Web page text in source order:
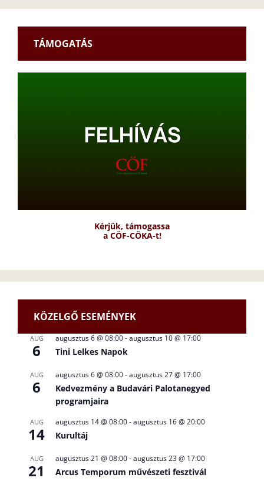
TÁMOGATÁS
Kérjük, támogassa
a CÖF-CÖKA-t!
KÖZELGŐ ESEMÉNYEK
AUG
6
augusztus 6 @ 08:00-augusztus 10 @ 17:00
Tini Lelkes Napok
AUG
6
augusztus 6 @ 08:00-augusztus 27 @ 17:00
Kedvezmény a Budavári Palotanegyed
programjaira
AUG
14
augusztus 14 @ 08:00-augusztus 16 @ 20:00
Kurultáj
AUG
21
augusztus 21 @ 08:00-augusztus 23 @ 17:00
Arcus Temporum művészeti fesztivál